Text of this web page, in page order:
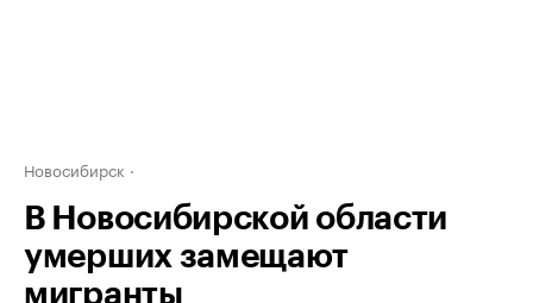
Новосибирск
В Новосибирской области
умерших замещают
мигранты